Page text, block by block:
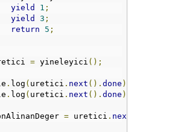
yield
1 ;
yield
3 ;
return
5 ;
= yineleyici ();
. log ( uretici . next (). done );
. log ( uretici . next (). done );
= uretici . next